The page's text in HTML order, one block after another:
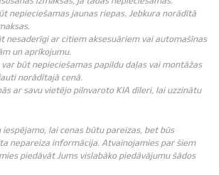
nepieciešamas jaunas riepas. Jebkura norādītā
nesaderīgi ar citiem aksesuāriem vai automašīnas
un aprīkojumu.
var būt nepieciešamas papildu daļas vai montāžas
norādītajā cenā.
ar savu vietējo pilnvaroto KIA dīleri, lai uzzinātu
iespējamo, lai cenas būtu pareizas, bet būs
nepareiza informācija. Atvainojamies par šiem
piedāvāt Jums vislabāko piedāvājumu šādos